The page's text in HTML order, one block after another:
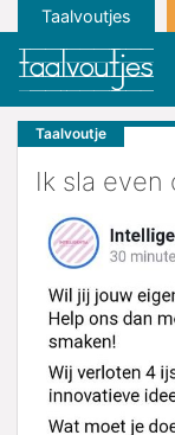
Taalvoutjes
Taalvoutje
Ik sla even